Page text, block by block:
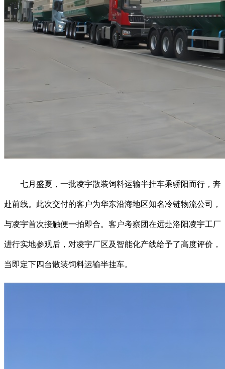
七月盛夏，一批凌宇散装饲料运输半挂车乘骄阳而行，奔
赴前线。此次交付的客户为华东沿海地区知名冷链物流公司，
与凌宇首次接触便一拍即合。客户考察团在远赴洛阳凌宇工厂
进行实地参观后，对凌宇厂区及智能化产线给予了高度评价，
当即定下四台散装饲料运输半挂车。